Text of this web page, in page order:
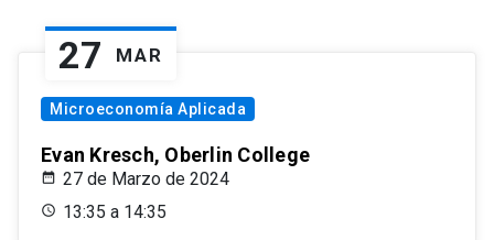
27 MAR
Microeconomía Aplicada
Evan Kresch, Oberlin College
27 de Marzo de 2024
13:35 a 14:35